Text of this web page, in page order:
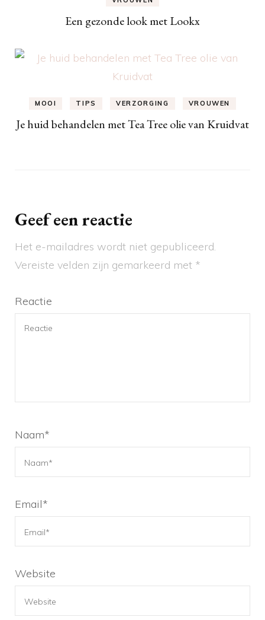
Een gezonde look met Lookx
MOOI TIPS VERZORGING VROUWEN
Je huid behandelen met Tea Tree olie van Kruidvat
Geef een reactie
Het e-mailadres wordt niet gepubliceerd.
Vereiste velden zijn gemarkeerd met *
Reactie
Naam*
Email*
Website